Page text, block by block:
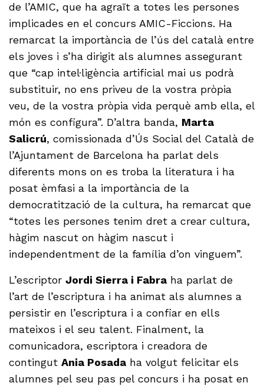
de l’AMIC, que ha agraït a totes les persones
implicades en el concurs AMIC-Ficcions. Ha
remarcat la importància de l’ús del català entre
els joves i s’ha dirigit als alumnes assegurant
que “cap intel·ligència artificial mai us podrà
substituir, no ens priveu de la vostra pròpia
veu, de la vostra pròpia vida perquè amb ella, el
món es configura”. D’altra banda, Marta
Salicrú, comissionada d’Ús Social del Català de
l’Ajuntament de Barcelona ha parlat dels
diferents mons on es troba la literatura i ha
posat èmfasi a la importància de la
democratització de la cultura, ha remarcat que
“totes les persones tenim dret a crear cultura,
hàgim nascut on hàgim nascut i
independentment de la família d’on vinguem”.
L’escriptorJordi Sierra i Fabra ha parlat de
l’art de l’escriptura i ha animat als alumnes a
persistir en l’escriptura i a confiar en ells
mateixos i el seu talent. Finalment, la
comunicadora, escriptora i creadora de
contingutAnia Posada ha volgut felicitar els
alumnes pel seu pas pel concurs i ha posat en